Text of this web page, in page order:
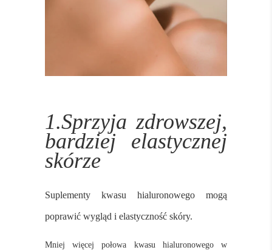
1.Sprzyja zdrowszej,
bardziej elastycznej
skórze
Suplementy kwasu hialuronowego mogą
poprawić wygląd i elastyczność skóry.
Mniej więcej połowa kwasu hialuronowego w